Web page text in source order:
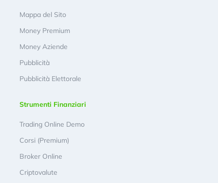
Mappa del Sito
Money Premium
Money Aziende
Pubblicità
Pubblicità Elettorale
Strumenti Finanziari
Trading Online Demo
Corsi (Premium)
Broker Online
Criptovalute